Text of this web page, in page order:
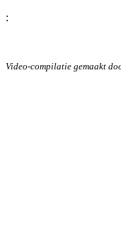
:
Video-compilatie gemaakt